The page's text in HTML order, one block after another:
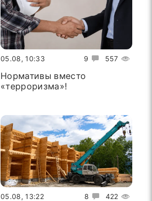
9 557
05.08, 10:33
Нормативы вместо
«терроризма»!
8 422
05.08, 13:22